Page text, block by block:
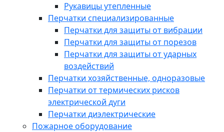
Рукавицы утепленные
Перчатки специализированные
Перчатки для защиты от вибрации
Перчатки для защиты от порезов
Перчатки для защиты от ударных
воздействий
Перчатки хозяйственные, одноразовые
Перчатки от термических рисков
электрической дуги
Перчатки диэлектрические
Пожарное оборудование